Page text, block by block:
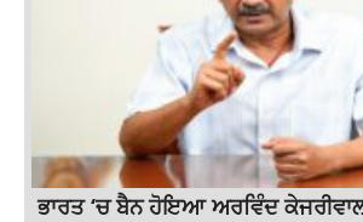
ਭਾਰਤ ‘ਚ ਬੈਨ ਹੋਇਆ ਅਰਵਿੰਦ